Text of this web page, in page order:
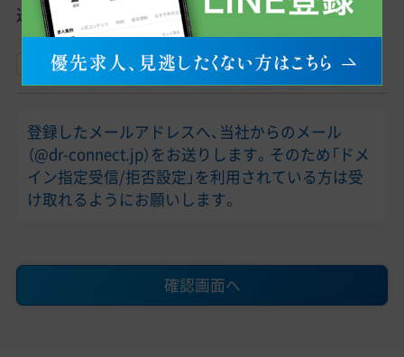
送信の前に、 個人情報保護方針をご一読ください。
上記の個人情報保護方針に同意する
登録したメールアドレスへ、当社からのメール
（@dr-connect.jp）をお送りします。そのため「ドメ
イン指定受信/拒否設定」を利用されている方は受
け取れるようにお願いします。
確認画面へ